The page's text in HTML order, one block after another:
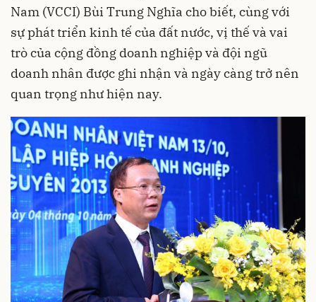
Nam (VCCI) Bùi Trung Nghĩa cho biết, cùng với
sự phát triển kinh tế của đất nước, vị thế và vai
trò của cộng đồng doanh nghiệp và đội ngũ
doanh nhân được ghi nhận và ngày càng trở nên
quan trọng như hiện nay.